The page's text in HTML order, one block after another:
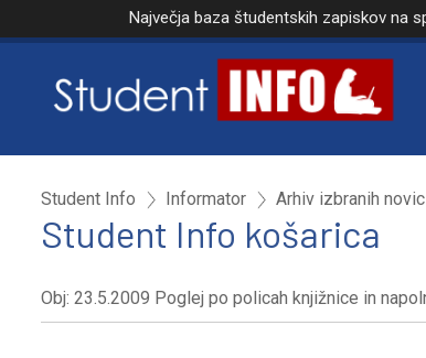
Največja baza študentskih zapiskov na
Student Info Informator Arhiv izbranih
Student Info košarica
Obj: 23.5.2009 Poglej po policah knjižnice in